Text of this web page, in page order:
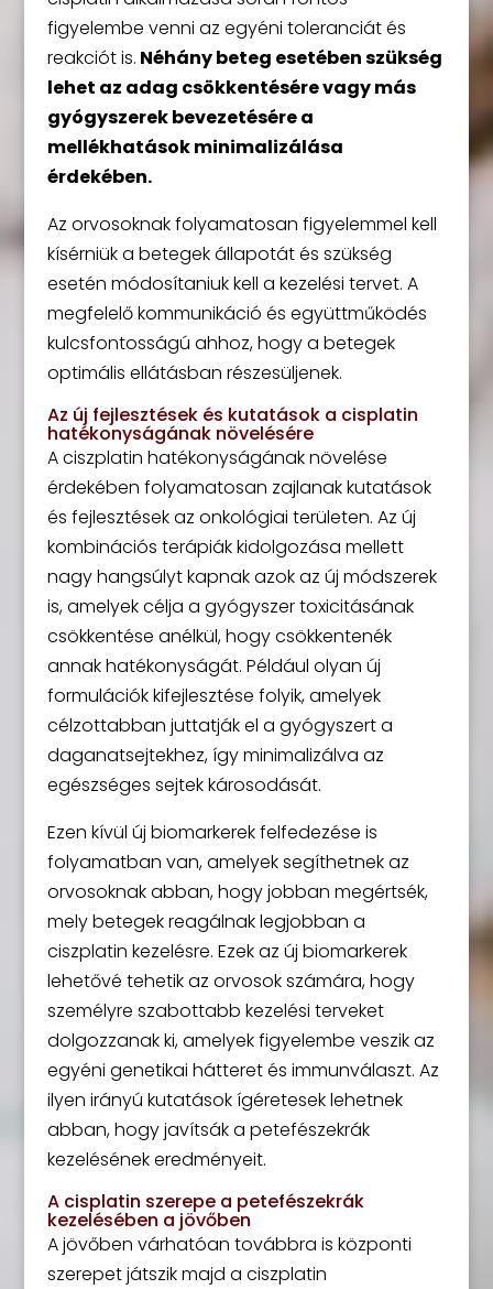
figyelembe venni az egyéni toleranciát és
reakciót is. Néhány beteg esetében szükség
lehet az adag csökkentésére vagy más
gyógyszerek bevezetésére a
mellékhatások minimalizálása
érdekében.
Az orvosoknak folyamatosan figyelemmel kell
kísérniük a betegek állapotát és szükség
esetén módosítaniuk kell a kezelési tervet. A
megfelelő kommunikáció és együttműködés
kulcsfontosságú ahhoz, hogy a betegek
optimális ellátásban részesüljenek.
Az új fejlesztések és kutatások a cisplatin
hatékonyságának növelésére
A ciszplatin hatékonyságának növelése
érdekében folyamatosan zajlanak kutatások
és fejlesztések az onkológiai területen. Az új
kombinációs terápiák kidolgozása mellett
nagy hangsúlyt kapnak azok az új módszerek
is, amelyek célja a gyógyszer toxicitásának
csökkentése anélkül, hogy csökkentenék
annak hatékonyságát. Például olyan új
formulációk kifejlesztése folyik, amelyek
célzottabban juttatják el a gyógyszert a
daganatsejtekhez, így minimalizálva az
egészséges sejtek károsodását.
Ezen kívül új biomarkerek felfedezése is
folyamatban van, amelyek segíthetnek az
orvosoknak abban, hogy jobban megértsék,
mely betegek reagálnak legjobban a
ciszplatin kezelésre. Ezek az új biomarkerek
lehetővé tehetik az orvosok számára, hogy
személyre szabottabb kezelési terveket
dolgozzanak ki, amelyek figyelembe veszik az
egyéni genetikai hátteret és immunválaszt. Az
ilyen irányú kutatások ígéretesek lehetnek
abban, hogy javítsák a petefészekrák
kezelésének eredményeit.
A cisplatin szerepe a petefészekrák
kezelésében a jövőben
A jövőben várhatóan továbbra is központi
szerepet játszik majd a ciszplatin